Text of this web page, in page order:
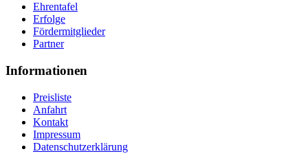
Ehrentafel
Erfolge
Fördermitglieder
Partner
Informationen
Preisliste
Anfahrt
Kontakt
Impressum
Datenschutzerklärung